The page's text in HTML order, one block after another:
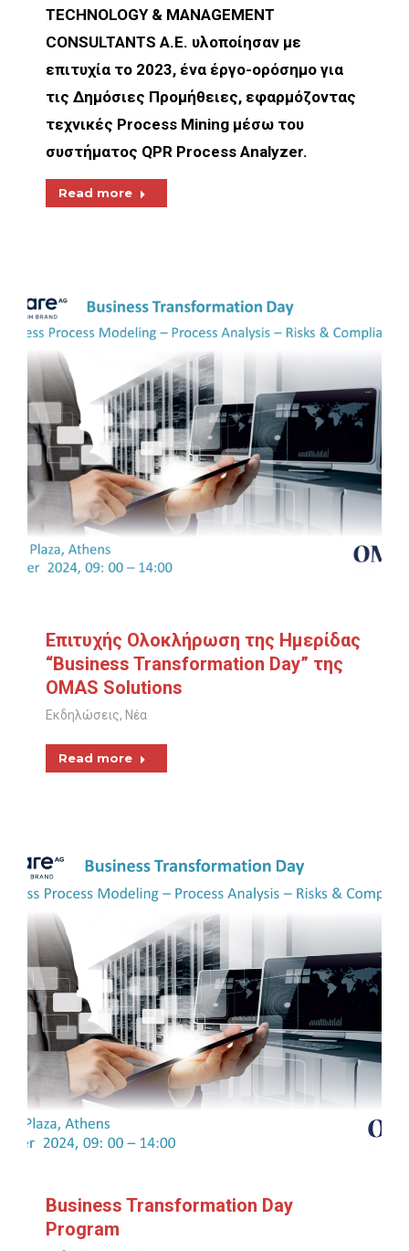
TECHNOLOGY & MANAGEMENT
CONSULTANTS A.E. υλοποίησαν με
επιτυχία το 2023, ένα έργο-ορόσημο για
τις Δημόσιες Προμήθειες, εφαρμόζοντας
τεχνικές Process Mining μέσω του
συστήματος QPR Process Analyzer.
Read more
Επιτυχής Ολοκλήρωση της Ημερίδας
“Business Transformation Day” της
OMAS Solutions
Εκδηλώσεις, Νέα
Read more
Business Transformation Day
Program